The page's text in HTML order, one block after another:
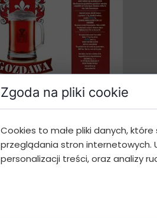
Zgoda na pliki cookie
Cookies to małe pliki danych,
przeglądania stron internetowych.
personalizacji treści, oraz analizy